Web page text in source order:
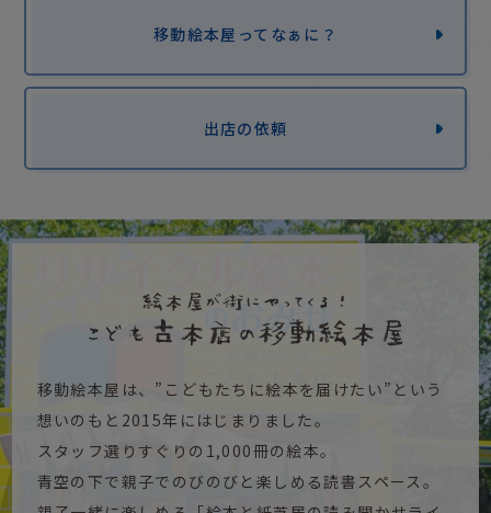
移動絵本屋ってなぁに？
出店の依頼
移動絵本屋は、”こどもたちに絵本を届けたい”という
想いのもと2015年にはじまりました。
スタッフ選りすぐりの1,000冊の絵本。
青空の下で親子でのびのびと楽しめる読書スペース。